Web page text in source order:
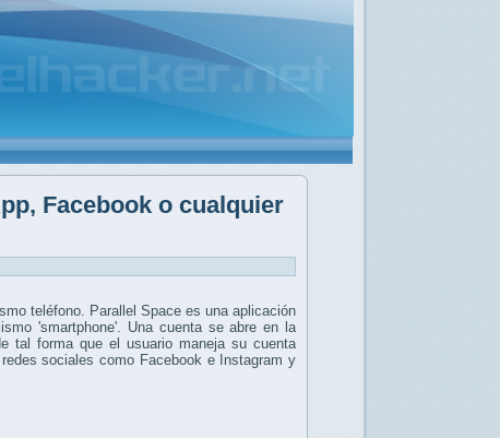
Facebook o cualquier
teléfono. Parallel Space es una aplicación
'smartphone'. Una cuenta se abre en la
tal forma que el usuario maneja su cuenta
sociales como Facebook e Instagram y